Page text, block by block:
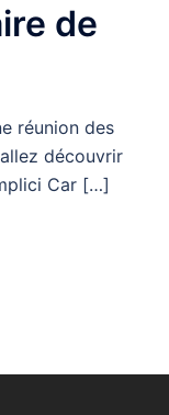
de
réunion des
découvrir
Car […]